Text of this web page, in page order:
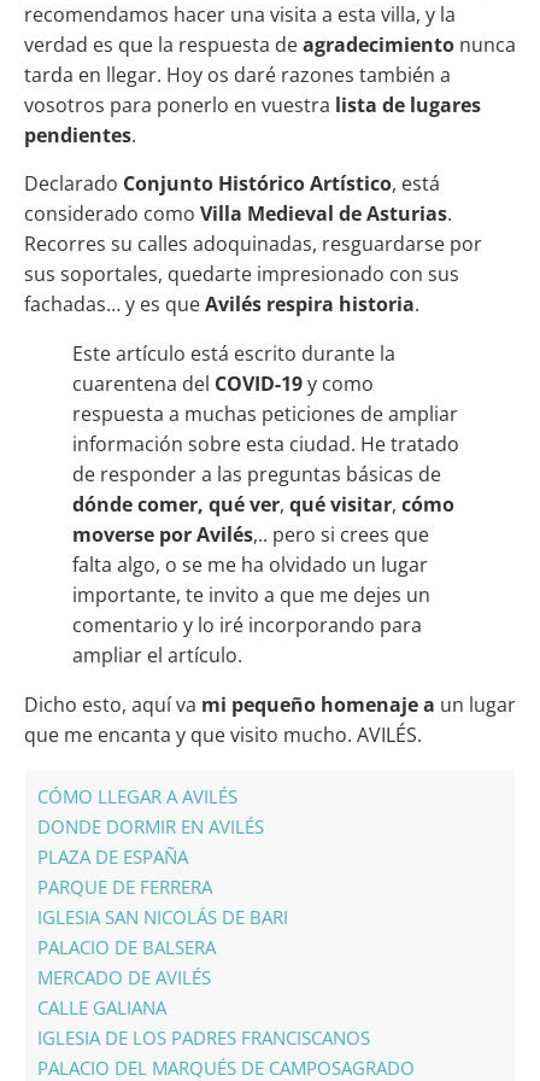
recomendamos hacer una visita a esta villa, y la
verdad es que la respuesta deagradecimiento nunca
tarda en llegar. Hoy os daré razones también a
vosotros para ponerlo en vuestra lista de lugares
pendientes.
Declarado Conjunto Histórico Artístico, está
considerado como Villa Medieval de Asturias.
Recorres su calles adoquinadas, resguardarse por
sus soportales, quedarte impresionado con sus
fachadas… y es queAvilés respira historia.
Este artículo está escrito durante la
cuarentena del COVID-19y como
respuesta a muchas peticiones de ampliar
información sobre esta ciudad. He tratado
de responder a las preguntas básicas de
dónde comer, qué ver, qué visitar, cómo
moverse por Avilés,.. pero si crees que
falta algo, o se me ha olvidado un lugar
importante, te invito a que me dejes un
comentario y lo iré incorporando para
ampliar el artículo.
Dicho esto, aquí va mi pequeño homenaje a un lugar
que me encanta y que visito mucho. AVILÉS.
CÓMO LLEGAR A AVILÉS
DONDE DORMIR EN AVILÉS
PLAZA DE ESPAÑA
PARQUE DE FERRERA
IGLESIA SAN NICOLÁS DE BARI
PALACIO DE BALSERA
MERCADO DE AVILÉS
CALLE GALIANA
IGLESIA DE LOS PADRES FRANCISCANOS
PALACIO DEL MARQUÉS DE CAMPOSAGRADO